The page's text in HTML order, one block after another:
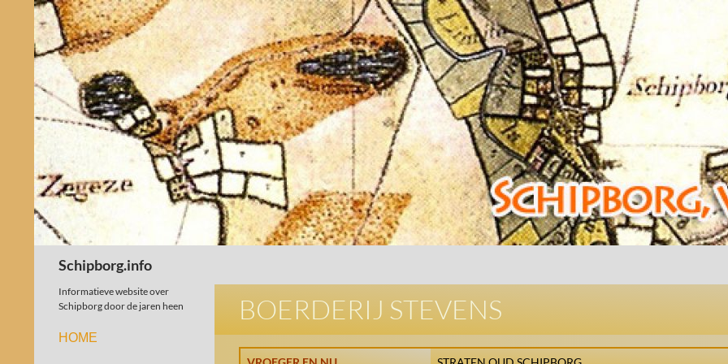
Schipborg.info
BOERDERIJ STEVENS
Informatieve website over
Schipborg door de jaren heen
HOME